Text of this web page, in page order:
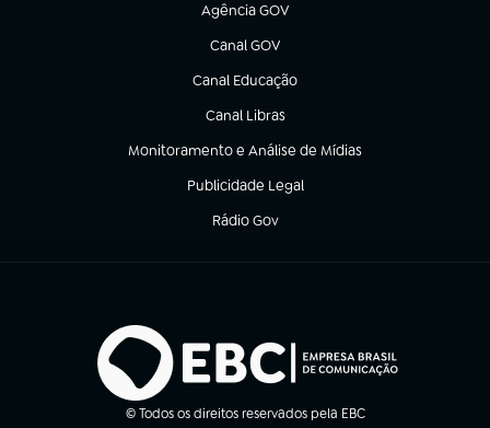
Agência GOV
(abre em nova aba)
Canal GOV
(abre em nova aba)
Canal Educação
(abre em nova aba)
Canal Libras
(abre em nova aba)
Monitoramento e Análise de Mídias
(abre em nova aba)
Publicidade Legal
(abre em nova aba)
Rádio Gov
(abre em nova aba)
© Todos os direitos reservados pela EBC